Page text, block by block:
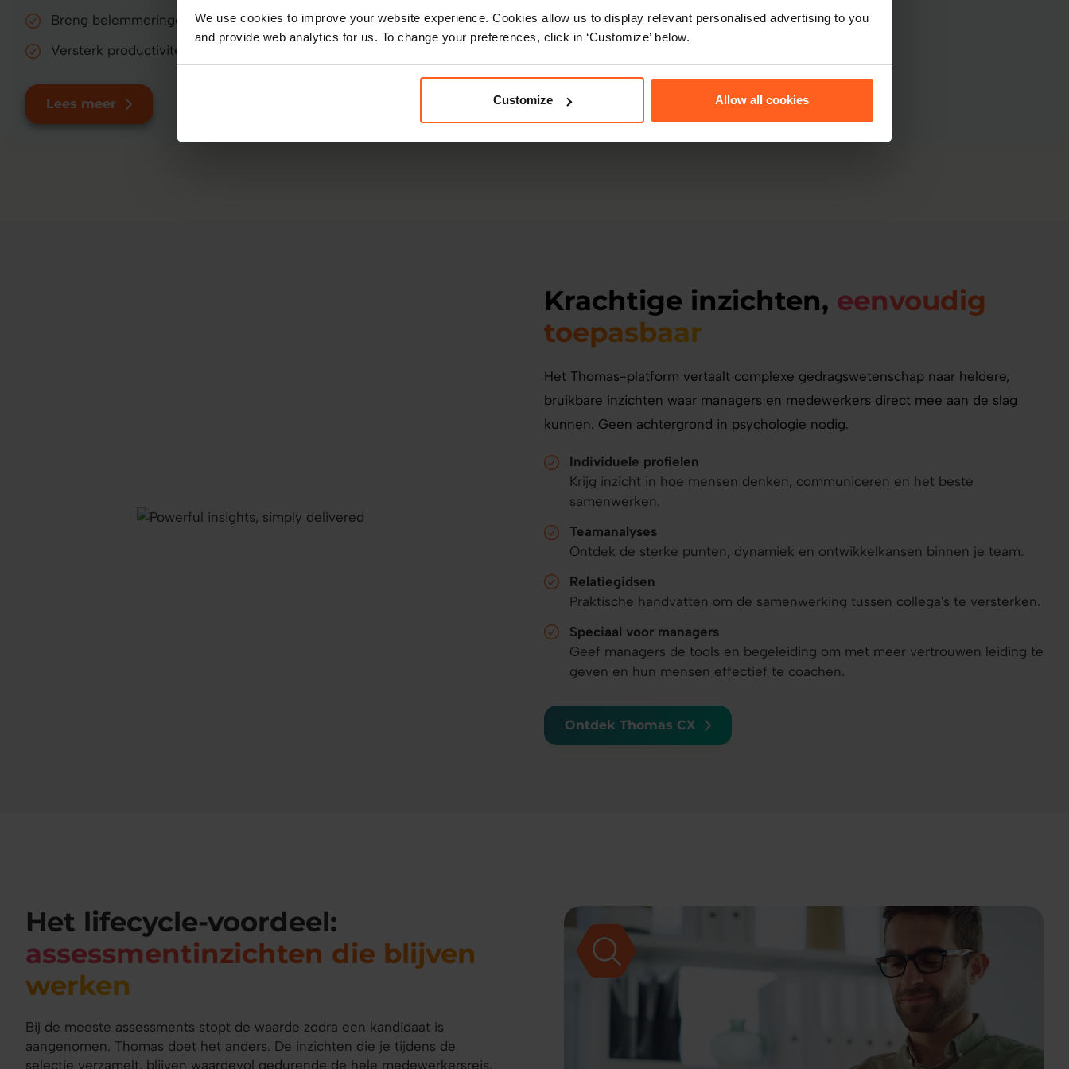
We use cookies to improve your website experience. Cookies allow us to display relevant personalised advertising to you
and provide web analytics for us. To change your preferences, click in ‘Customize’ below.
Customize Allow all cookies
Breng belemmeringen voor betrokkenheid in kaart
Versterk productiviteit binnen de hele organisatie
Lees meer
Realiseer meetbare resultaten
Krachtige inzichten, eenvoudig
toepasbaar
Het Thomas-platform vertaalt complexe gedragswetenschap naar heldere,
bruikbare inzichten waar managers en medewerkers direct mee aan de slag
kunnen. Geen achtergrond in psychologie nodig.
Individuele profielen
Krijg inzicht in hoe mensen denken, communiceren en het beste
samenwerken.
Teamanalyses
Ontdek de sterke punten, dynamiek en ontwikkelkansen binnen je team.
Relatiegidsen
Praktische handvatten om de samenwerking tussen collega's te versterken.
Speciaal voor managers
Geef managers de tools en begeleiding om met meer vertrouwen leiding te
geven en hun mensen effectief te coachen.
Ontdek Thomas CX
Het lifecycle-voordeel:
assessmentinzichten die blijven
werken
Bij de meeste assessments stopt de waarde zodra een kandidaat is
aangenomen. Thomas doet het anders. De inzichten die je tijdens de
selectie verzamelt, blijven waardevol gedurende de hele medewerkersreis,